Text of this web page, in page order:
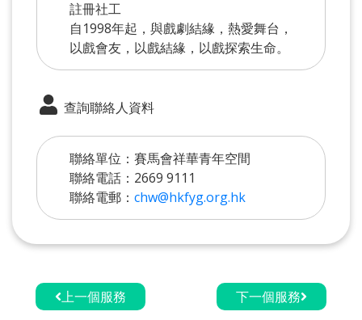
註冊社工
自1998年起，與戲劇結緣，熱愛舞台，
以戲會友，以戲結緣，以戲探索生命。
查詢聯絡人資料
聯絡單位：賽馬會祥華青年空間
聯絡電話：2669 9111
聯絡電郵： chw@hkfyg.org.hk
上一個服務 下一個服務